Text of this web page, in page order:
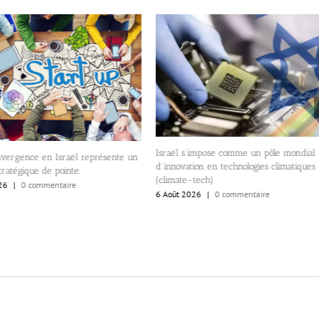
en Israël représente un
de pointe.
| 0 commentaire
Israël s’impose comme un pôle mondial
d’innovation en technologies climatiques
(climate-tech)
6 Août 2026 | 0 commentaire